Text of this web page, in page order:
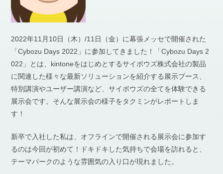
2022年11月10日（木）/11日（金）に幕張メッセで開催された
「Cybozu Days 2022」に参加してきました！「Cybozu Days 2
022」とは、kintoneをはじめとするサイボウズ株式会社の製品
に関連した様々な最新ソリューションを紹介する展示ブース、
特別講演やユーザー講演など、サイボウズの全てを体験できる
展示会です。そんな展示会の様子をタクミンがレポートしま
す！
新卒で入社した私は、オフラインで開催される展示会に参加す
るのは今回が初めて！ドキドキした気持ちで会場を訪れると、
テーマパークのような雰囲気の入り口が現れました。